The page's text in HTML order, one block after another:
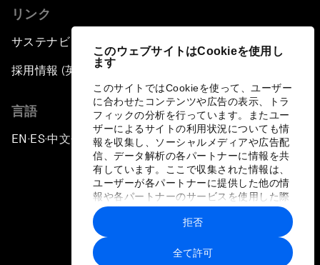
このウェブサイトはCookieを使用し
ます
このサイトではCookieを使って、ユーザー
に合わせたコンテンツや広告の表示、トラ
フィックの分析を行っています。またユー
ザーによるサイトの利用状況についても情
報を収集し、ソーシャルメディアや広告配
信、データ解析の各パートナーに情報を共
有しています。ここで収集された情報は、
ユーザーが各パートナーに提供した他の情
報や各パートナーのサービスを使用した際
に収集された情報と組み合わされ、各パー
トナーによって使用されることがありま
す。
全て許可
拒否
リンク
サステナビリティへの取り組み
採用情報 (英語のみ)
言語
EN ▪ES▪中文▪ 日本語
プライバシーポリシーと利用規約
サイトマップ